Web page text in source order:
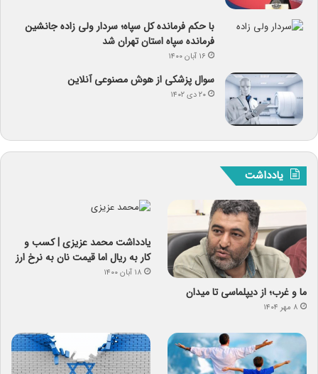
با حکم فرمانده کل سپاه؛ سردار ولی زاده جانشین
فرمانده سپاه استان تهران شد
۱۶ آبان ۱۴۰۰
سوال پزشکی از هوش مصنوعی آنلاین
۲۰ دی ۱۴۰۲
یادداشت
ما و غرب؛ از دیپلماسی تا میدان
۸ مهر ۱۴۰۴
یادداشت‌ محمد عزیزی | کسب و
کار به ریال اما قیمت نان به نرخ ارز
۱۸ آبان ۱۴۰۰